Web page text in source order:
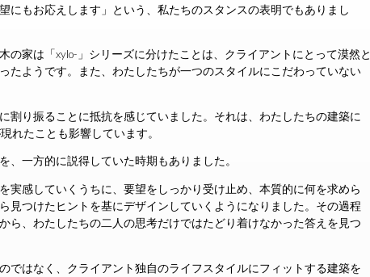
にもお応えします」という、私たちのスタンスの表明でもありまし
の家は「xylo-」シリーズに分けたことは、クライアントにとって漠然と
たようです。また、わたしたちが一つのスタイルにこだわっていない
割り振ることに抵抗を感じていました。それは、わたしたちの建築に
れたことも影響しています。
一方的に説得していた時期もありました。
実感していくうちに、要望をしっかり受け止め、本質的に何を求めら
見つけたヒントを基にデザインしていくようになりました。その過程
ら、わたしたちの二人の思考だけではたどり着けなかった答えを見つ
ではなく、クライアント独自のライフスタイルにフィットする建築を